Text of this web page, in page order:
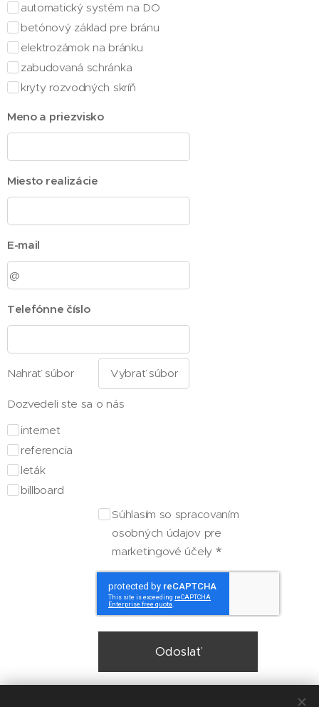
automatický systém na DO
betónový základ pre bránu
elektrozámok na bránku
zabudovaná schránka
kryty rozvodných skríň
Meno a priezvisko
Miesto realizácie
E-mail
Telefónne číslo
Nahrať súbor Vybrať súbor
Dozvedeli ste sa o nás
internet
referencia
leták
billboard
Súhlasím so spracovaním
osobných údajov pre
marketingové účely
Odoslať